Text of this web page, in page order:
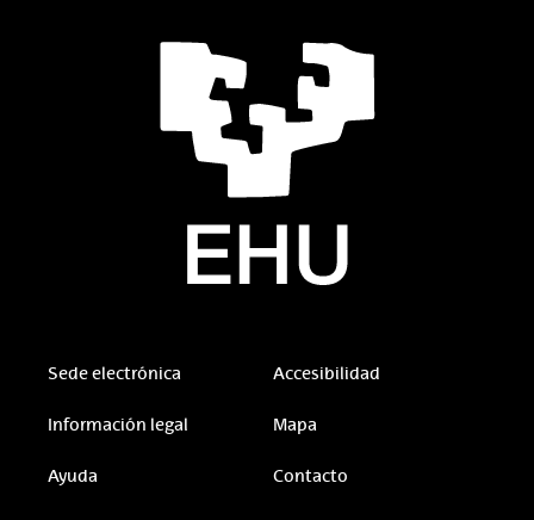
Sede electrónica Accesibilidad
Información legal Mapa
Ayuda Contacto